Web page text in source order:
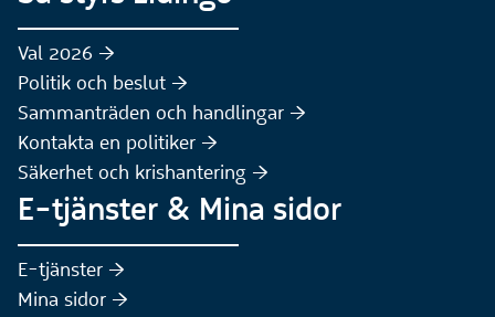
Val 2026 :höger:
Politik och beslut :höger:
Sammanträden och handlingar :höger:
Kontakta en politiker :höger:
Säkerhet och krishantering :höger:
E-tjänster & Mina sidor
E-tjänster :höger:
Mina sidor :höger: